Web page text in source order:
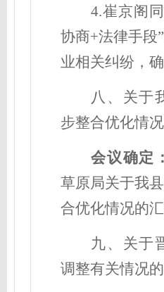
4.崔京阁
协商+法律手段
业相关纠纷，
八、关于
步整合优化情
会议确定 ：
草原局关于我
合优化情况的汇
九、关于
调整有关情况